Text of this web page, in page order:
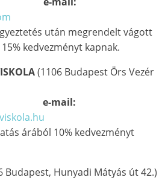
után megrendelt vágott
kedvezményt kapnak.
(1106 Budapest Örs Vezér
e-mail:
árából 10% kedvezményt
Budapest, Hunyadi Mátyás út 42.)